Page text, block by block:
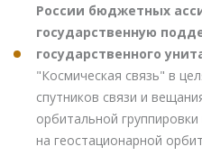
России бюджетных
государственную
государственного
"Космическая связь" в
спутников связи и
орбитальной
на геостационарной